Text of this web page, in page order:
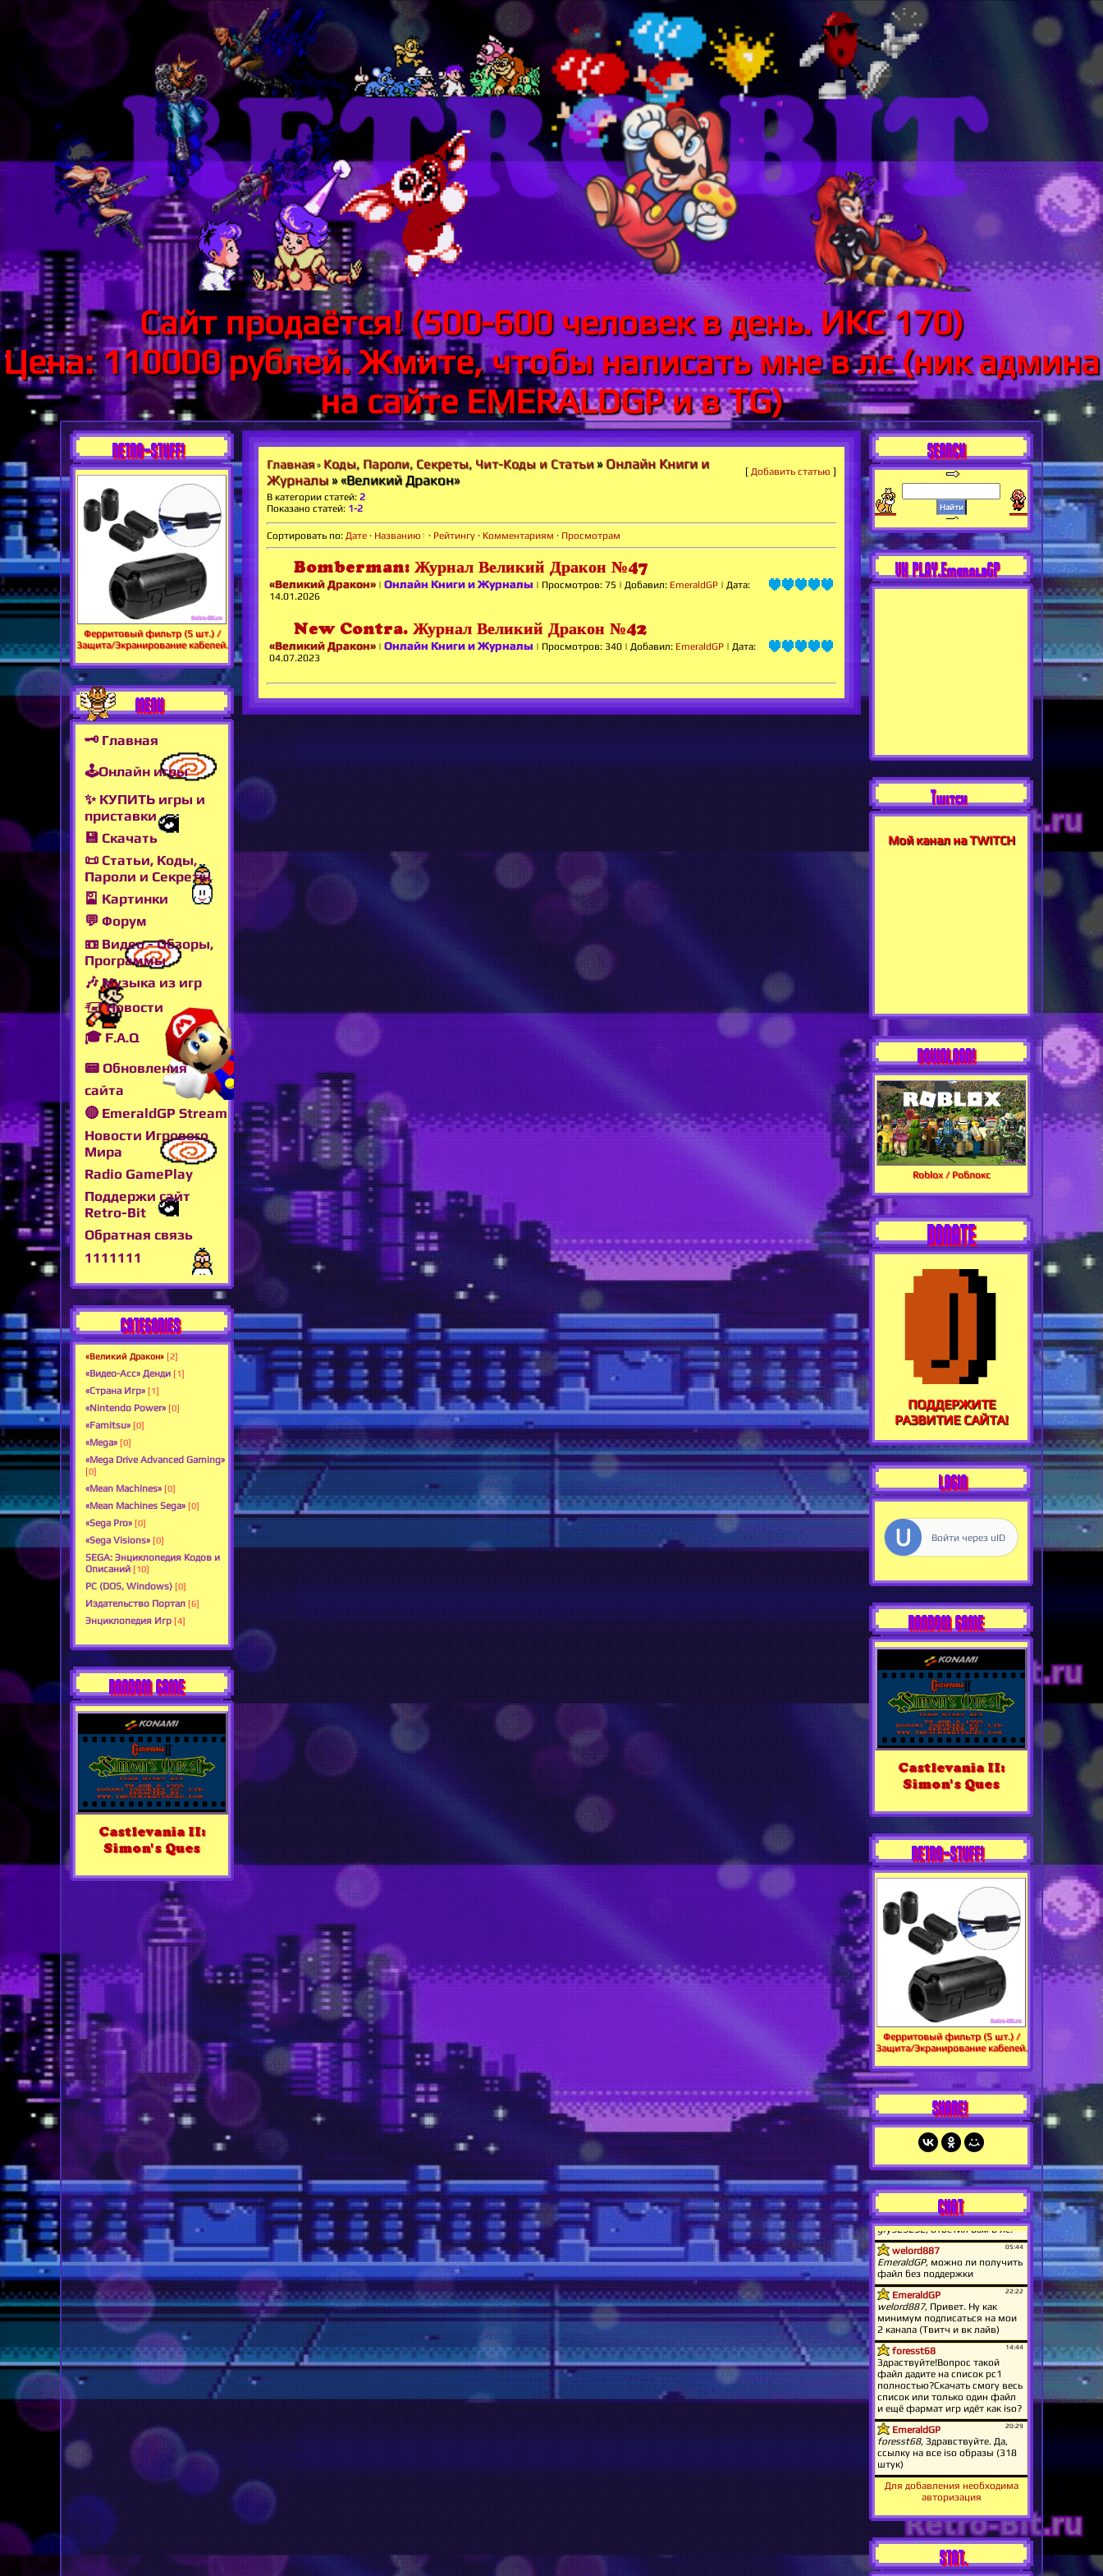
Сайт продаётся! (500-600 человек в день. ИКС 170)
Цена: 110000 рублей. Жмите, чтобы написать мне в лс (ник админа
на сайте EMERALDGP и в TG)
RETRO-STUFF!
Ферритовый фильтр (5 шт.) /
Защита/Экранирование кабелей.
MENU
🗝 Главная
🕹Онлайн игры
✨ КУПИТЬ игры и
приставки
💾 Скачать
📜 Статьи, Коды,
Пароли и Секреты
🎴 Картинки
💬 Форум
📼 Видео - Обзоры,
Программы
🎶 Музыка из игр
🖅 Новости
🎓 F.A.Q
📟 Обновления
сайта
🔴 EmeraldGP Stream
Новости Игрового
Мира
Radio GamePlay
Поддержи сайт
Retro-Bit
Обратная связь
1111111
CATEGORIES
«Великий Дракон» [2]
«Видео-Асс» Денди [1]
«Страна Игр» [1]
«Nintendo Power» [0]
«Famitsu» [0]
«Mega» [0]
«Mega Drive Advanced Gaming»
[0]
«Mean Machines» [0]
«Mean Machines Sega» [0]
«Sega Pro» [0]
«Sega Visions» [0]
SEGA: Энциклопедия Кодов и
Описаний [10]
PC (DOS, Windows) [0]
Издательство Портал [6]
Энциклопедия Игр [4]
RANDOM GAME
Castlevania II:
Simon's Ques
Главная» Коды, Пароли, Секреты, Чит-Коды и Статьи» Онлайн Книги и
Журналы » «Великий Дракон» [ Добавить статью ]
В категории статей: 2
Показано статей: 1-2
Сортировать по: Дате · Названию · Рейтингу · Комментариям · Просмотрам
Bomberman: Журнал Великий Дракон №47
«Великий Дракон» | Онлайн Книги и Журналы | Просмотров: 75 | Добавил: EmeraldGP | Дата:
14.01.2026
New Contra. Журнал Великий Дракон №42
«Великий Дракон» | Онлайн Книги и Журналы | Просмотров: 340 | Добавил: EmeraldGP | Дата:
04.07.2023
SEARCH
VK PLAY.EmeraldGP
Twitch
Мой канал на TWITCH
DOWNLOAD!
Roblox / Роблокс
DONATE
ПОДДЕРЖИТЕ
РАЗВИТИЕ САЙТА!
LOGIN
Войти через uID
RANDOM GAME
Castlevania II:
Simon's Ques
RETRO-STUFF!
Ферритовый фильтр (5 шт.) /
Защита/Экранирование кабелей.
SHARE!
CHAT
Для добавления необходима
авторизация
STAT.